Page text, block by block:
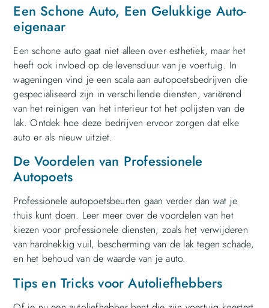
Een Schone Auto, Een Gelukkige Auto-
eigenaar
Een schone auto gaat niet alleen over esthetiek, maar het
heeft ook invloed op de levensduur van je voertuig. In
wageningen vind je een scala aan autopoetsbedrijven die
gespecialiseerd zijn in verschillende diensten, variërend
van het reinigen van het interieur tot het polijsten van de
lak. Ontdek hoe deze bedrijven ervoor zorgen dat elke
auto er als nieuw uitziet.
De Voordelen van Professionele
Autopoets
Professionele autopoetsbeurten gaan verder dan wat je
thuis kunt doen. Leer meer over de voordelen van het
kiezen voor professionele diensten, zoals het verwijderen
van hardnekkig vuil, bescherming van de lak tegen schade,
en het behoud van de waarde van je auto.
Tips en Tricks voor Autoliefhebbers